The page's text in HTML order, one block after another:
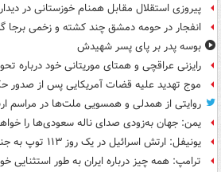
پیروزی استقلال مقابل همنام خوزستانی در
انفجار در حومه دمشق چند کشته و زخمی برجا
بوسه‌ پدر بر پای پسر شهیدش
رایزنی عراقچی و همتای موریتانی خود درباره
موج تهدید علیه قضات آمریکایی پس از صدور
روایتی از همدلی و همسویی ملت‌ها در مراسم
یمن: جهان به‌زودی صدای ناله سعودی‌ها را
یونیفل: ارتش اسرائیل در یک روز ۱۱۳ توپ به جنوب لبنان شلیک کرده است
ترامپ: همه چیز درباره ایران به طور